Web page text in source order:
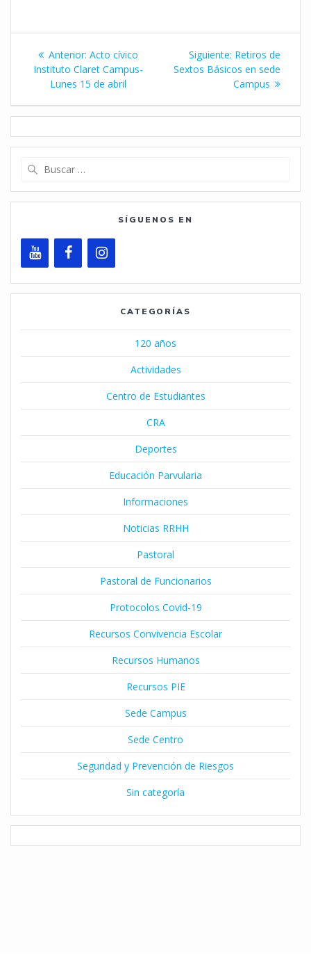
Navegación
de
entradas
Anterior: Entrada
anterior:
Acto cívico
Instituto Claret Campus-
Lunes 15 de abril
Siguiente: Siguiente
entrada:
Retiros de
Sextos Básicos en sede
Campus
SÍGUENOS EN
CATEGORÍAS
120 años
Actividades
Centro de Estudiantes
CRA
Deportes
Educación Parvularia
Informaciones
Noticias RRHH
Pastoral
Pastoral de Funcionarios
Protocolos Covid-19
Recursos Convivencia Escolar
Recursos Humanos
Recursos PIE
Sede Campus
Sede Centro
Seguridad y Prevención de Riesgos
Sin categoría